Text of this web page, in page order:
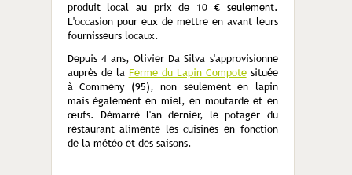
produit local au prix de 10 € seulement.
L'occasion pour eux de mettre en avant leurs
fournisseurs locaux.
Depuis 4 ans, Olivier Da Silva s'approvisionne
auprès de la Ferme du Lapin Compotesituée
à Commeny (95), non seulement en lapin
mais également en miel, en moutarde et en
œufs. Démarré l'an dernier, le potager du
restaurant alimente les cuisines en fonction
de la météo et des saisons.